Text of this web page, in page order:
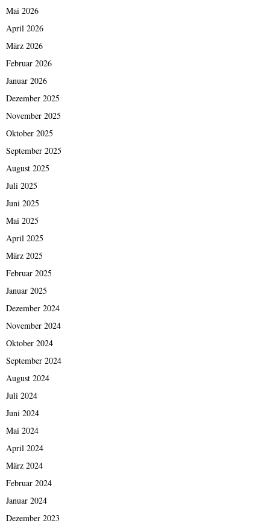
Mai 2026
April 2026
März 2026
Februar 2026
Januar 2026
Dezember 2025
November 2025
Oktober 2025
September 2025
August 2025
Juli 2025
Juni 2025
Mai 2025
April 2025
März 2025
Februar 2025
Januar 2025
Dezember 2024
November 2024
Oktober 2024
September 2024
August 2024
Juli 2024
Juni 2024
Mai 2024
April 2024
März 2024
Februar 2024
Januar 2024
Dezember 2023